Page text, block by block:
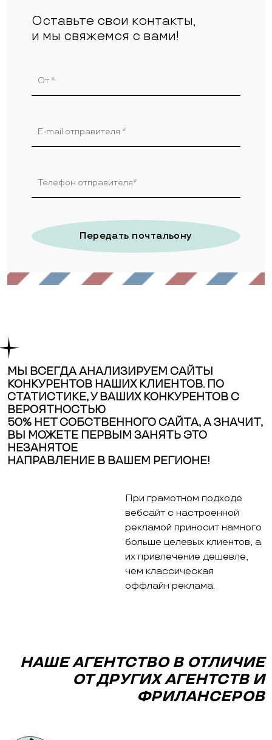
Оставьте свои контакты,
и мы свяжемся с вами!
Передать почтальону
МЫ ВСЕГДА АНАЛИЗИРУЕМ САЙТЫ
КОНКУРЕНТОВ НАШИХ КЛИЕНТОВ. ПО
СТАТИСТИКЕ, У ВАШИХ КОНКУРЕНТОВ С
ВЕРОЯТНОСТЬЮ
50% НЕТ СОБСТВЕННОГО САЙТА, А ЗНАЧИТ,
ВЫ МОЖЕТЕ ПЕРВЫМ ЗАНЯТЬ ЭТО
НЕЗАНЯТОЕ
НАПРАВЛЕНИЕ В ВАШЕМ РЕГИОНЕ!
При грамотном подходе
вебсайт с настроенной
рекламой приносит намного
больше целевых клиентов, а
их привлечение дешевле,
чем классическая
оффлайн реклама.
НАШЕ АГЕНТСТВО В ОТЛИЧИЕ
ОТ ДРУГИХ АГЕНТСТВ И
ФРИЛАНСЕРОВ